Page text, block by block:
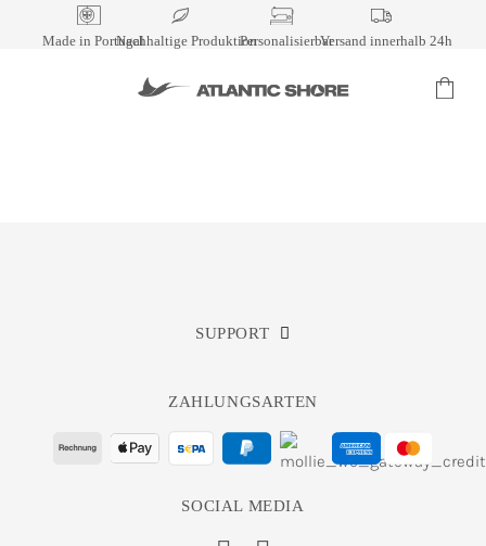
Made in PortugalNachhaltige ProduktionPersonalisierbarVersand innerhalb 24h
SUPPORT
ZAHLUNGSARTEN
SOCIAL MEDIA